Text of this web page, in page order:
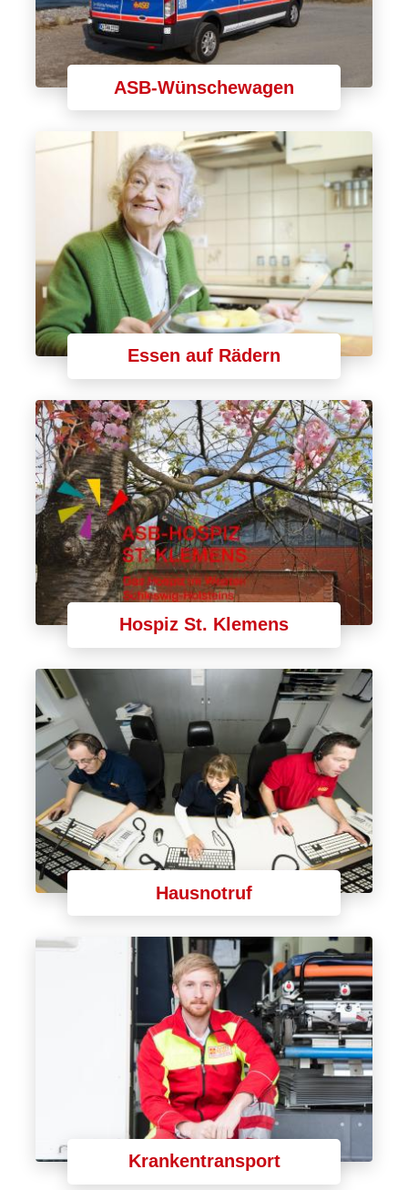
ASB-Wünschewagen
Essen auf Rädern
Hospiz St. Klemens
Hausnotruf
Krankentransport